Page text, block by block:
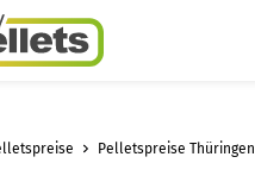
Pelletspreise Thüringen